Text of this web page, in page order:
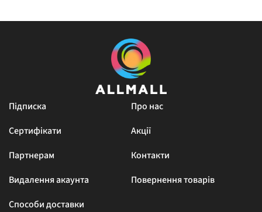
Підписка
Про нас
Сертифікати
Акції
Партнерам
Контакти
Видалення акаунта
Повернення товарів
Способи доставки